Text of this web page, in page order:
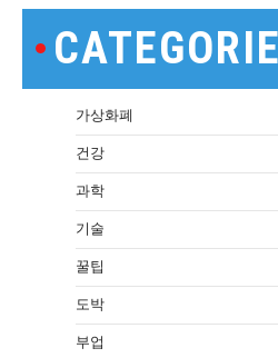
가상화폐
건강
과학
기술
꿀팁
도박
부업